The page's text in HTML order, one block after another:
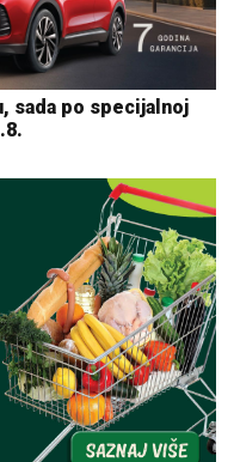
sada po specijalnoj